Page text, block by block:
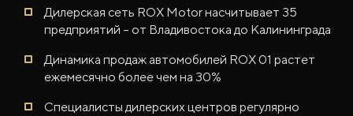
от 9 300 000 ₽*
Дилерская сеть ROX Motor насчитывает 35
предприятий – от Владивостока до Калининграда
Динамика продаж автомобилей ROX 01 растет
ежемесячно более чем на 30%
Специалисты дилерских центров регулярно